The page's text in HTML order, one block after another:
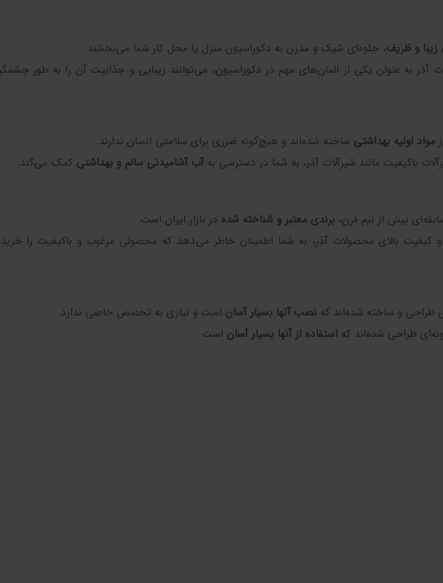
و ظریف، جلوه‌ای شیک و مدرن به دکوراسیون منزل یا محل کار شما می‌بخشند.
آذر به عنوان یکی از المان‌های مهم در دکوراسیون، می‌توانند زیبایی و جذابیت آن را به طور
مواد اولیه بهداشتی ساخته شده‌اند و هیچ‌گونه ضرری برای سلامتی انسان ندارند.
باکیفیت مانند شیرآلات آذر، به شما در دسترسی به آب آشامیدنی سالم و بهداشتی کمک می‌کند.
بیش از نیم قرن، برندی معتبر و شناخته شده در بازار ایران است.
کیفیت بالای محصولات آذر، به شما اطمینان خاطر می‌دهد که محصولی مرغوب و باکیفیت را
طراحی و ساخته شده‌اند که نصب آنها بسیار آسان است و نیازی به تخصص خاصی ندارد.
طراحی شده‌اند که استفاده از آنها بسیار آسان است